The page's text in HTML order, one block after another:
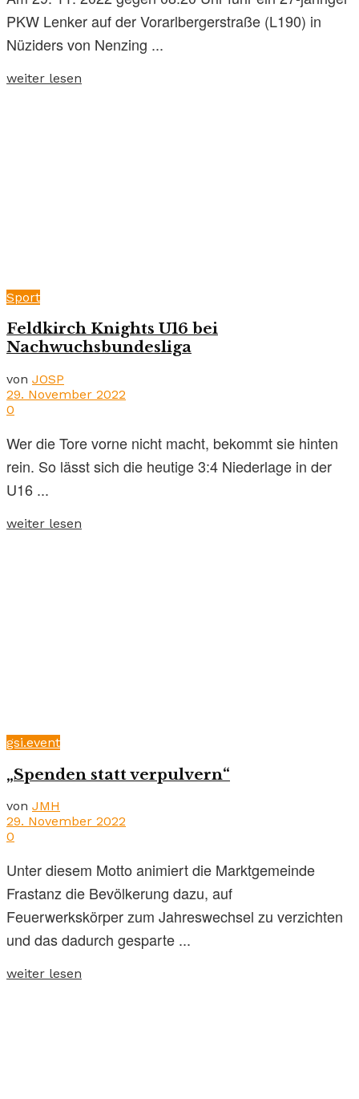
PKW Lenker auf der Vorarlbergerstraße (L190) in
Nüziders von Nenzing ...
weiter lesen
Sport
Feldkirch Knights U16 bei
Nachwuchsbundesliga
von JOSP
29. November 2022
0
Wer die Tore vorne nicht macht, bekommt sie hinten
rein. So lässt sich die heutige 3:4 Niederlage in der
U16 ...
weiter lesen
gsi.event
„Spenden statt verpulvern“
von JMH
29. November 2022
0
Unter diesem Motto animiert die Marktgemeinde
Frastanz die Bevölkerung dazu, auf
Feuerwerkskörper zum Jahreswechsel zu verzichten
und das dadurch gesparte ...
weiter lesen